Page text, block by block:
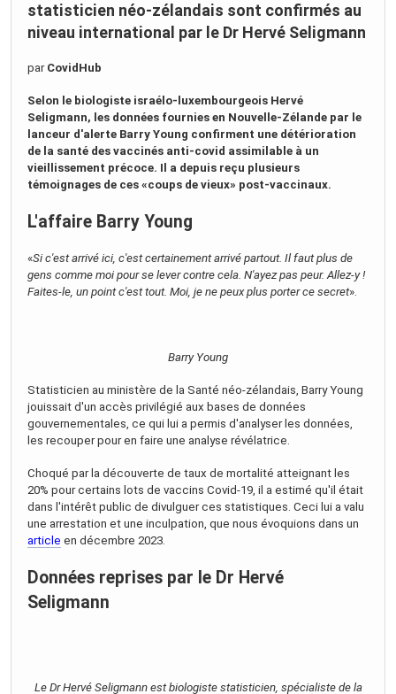
statisticien néo-zélandais sont confirmés au
niveau international par le Dr Hervé Seligmann
par CovidHub
Selon le biologiste israélo-luxembourgeois Hervé
Seligmann, les données fournies en Nouvelle-Zélande par le
lanceur d'alerte Barry Young confirment une détérioration
de la santé des vaccinés anti-covid assimilable à un
vieillissement précoce. Il a depuis reçu plusieurs
témoignages de ces «coups de vieux» post-vaccinaux.
L'affaire Barry Young
«Si c'est arrivé ici, c'est certainement arrivé partout. Il faut plus de
gens comme moi pour se lever contre cela. N'ayez pas peur. Allez-y !
Faites-le, un point c'est tout. Moi, je ne peux plus porter ce secret».
Barry Young
Statisticien au ministère de la Santé néo-zélandais, Barry Young
jouissait d'un accès privilégié aux bases de données
gouvernementales, ce qui lui a permis d'analyser les données,
les recouper pour en faire une analyse révélatrice.
Choqué par la découverte de taux de mortalité atteignant les
20% pour certains lots de vaccins Covid-19, il a estimé qu'il était
dans l'intérêt public de divulguer ces statistiques. Ceci lui a valu
une arrestation et une inculpation, que nous évoquions dans un
article en décembre 2023.
Données reprises par le Dr Hervé
Seligmann
Le Dr Hervé Seligmann est biologiste statisticien, spécialiste de la